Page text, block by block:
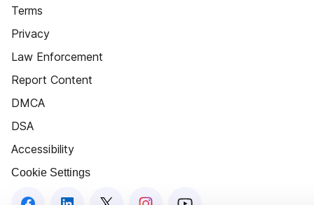
Terms
Privacy
Law Enforcement
Report Content
DMCA
DSA
Accessibility
Cookie Settings